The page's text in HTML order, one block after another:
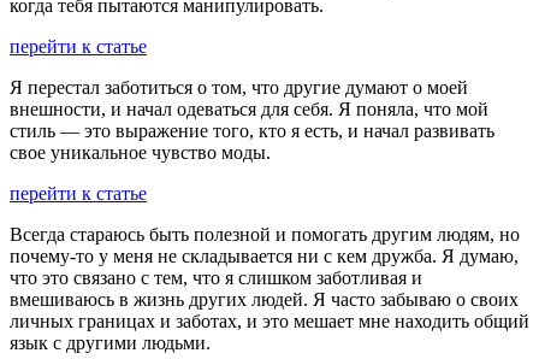
когда тебя пытаются манипулировать.
перейти к статье
Я перестал заботиться о том, что другие думают о моей
внешности, и начал одеваться для себя. Я поняла, что мой
стиль — это выражение того, кто я есть, и начал развивать
свое уникальное чувство моды.
перейти к статье
Всегда стараюсь быть полезной и помогать другим людям, но
почему-то у меня не складывается ни с кем дружба. Я думаю,
что это связано с тем, что я слишком заботливая и
вмешиваюсь в жизнь других людей. Я часто забываю о своих
личных границах и заботах, и это мешает мне находить общий
язык с другими людьми.